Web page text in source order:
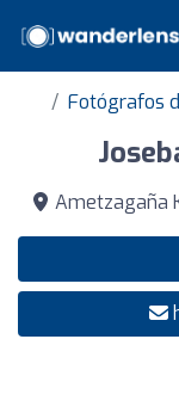
Fotógrafos
Ametzagaña